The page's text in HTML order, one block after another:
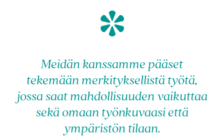
*
Meidän kanssamme pääset
tekemään merkityksellistä työtä,
jossa saat mahdollisuuden vaikuttaa
sekä omaan työnkuvaasi että
ympäristön tilaan.